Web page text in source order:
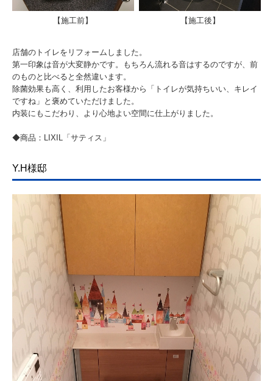
【施工前】 【施工後】
店舗のトイレをリフォームしました。
第一印象は音が大変静かです。もちろん流れる音はするのですが、前
のものと比べると全然違います。
除菌効果も高く、利用したお客様から「トイレが気持ちいい、キレイ
ですね」と褒めていただけました。
内装にもこだわり、より心地よい空間に仕上がりました。
◆商品：LIXIL「サティス」
Y.H様邸